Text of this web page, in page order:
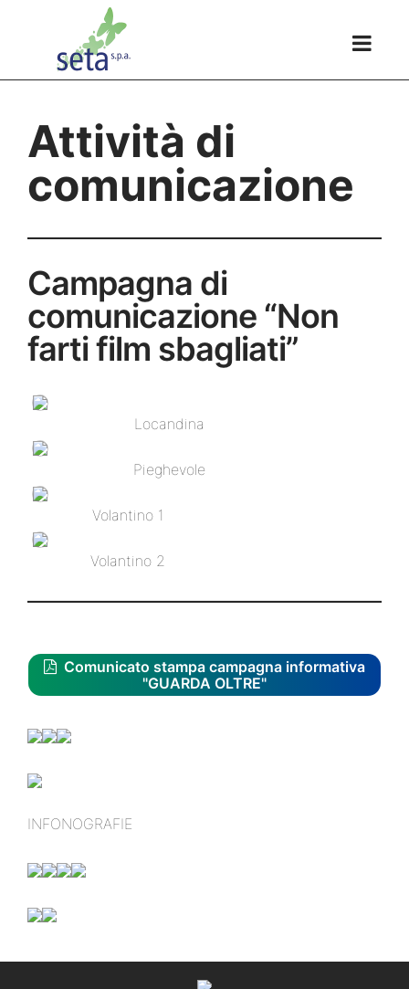
Attività di
comunicazione
Campagna di
comunicazione “Non
farti film sbagliati”
Locandina
Pieghevole
Volantino 1
Volantino 2
Comunicato stampa campagna informativa
"GUARDA OLTRE"
INFONOGRAFIE